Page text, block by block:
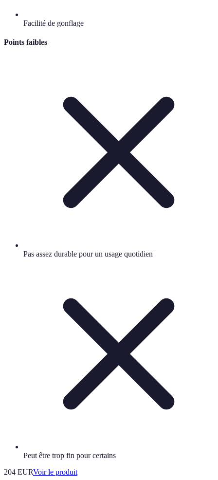
Facilité de gonflage
Points faibles
Pas assez durable pour un usage quotidien
Peut être trop fin pour certains
204 EURVoir le produit